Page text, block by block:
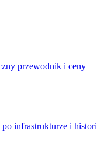
przewodnik i ceny
infrastrukturze i